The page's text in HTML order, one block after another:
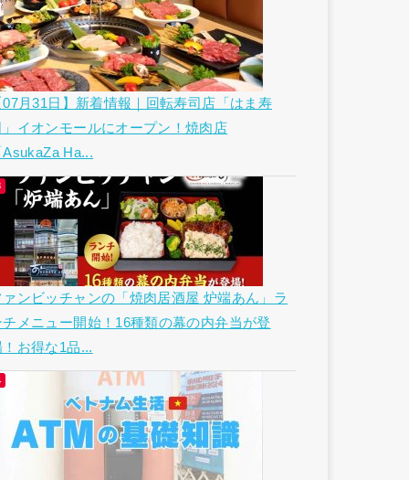
07月31日】新着情報｜回転寿司店「はま寿
」イオンモールにオープン！焼肉店
AsukaZa Ha...
ァンビッチャンの「焼肉居酒屋 炉端あん」ラ
チメニュー開始！16種類の幕の内弁当が登
！お得な1品...